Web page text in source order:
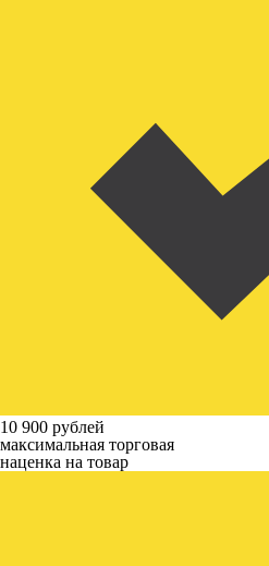
10 900 рублей
максимальная торговая
наценка на товар